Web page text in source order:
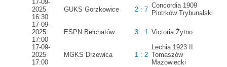
17-09-
2025
16:30
GUKS Gorzkowice 2 : 7
Concordia 1909
Piotrków Trybunalski
17-09-
2025
17:00
ESPN Bełchatów 3 : 1 Victoria Żytno
17-09-
2025
17:00
MGKS Drzewica 1 : 2
Lechia 1923 II
Tomaszów
Mazowiecki